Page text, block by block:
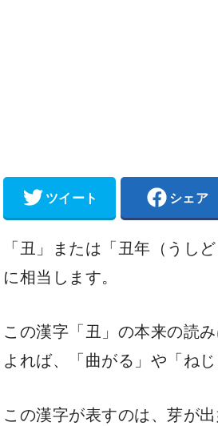
ツイート シェア
「丑」または「丑年（うし
に相当します。
この漢字「丑」の本来の読
よれば、「曲がる」や「ね
この漢字が表すのは、芽が